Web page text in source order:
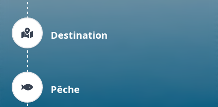
Destination
Pêche